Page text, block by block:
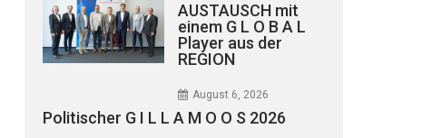
AUSTAUSCH mit
einem G L O B A L
Player aus der
REGION
August 6, 2026
Politischer G I L L A M O O S 2026